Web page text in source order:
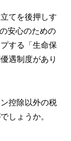
てを後押しす
安心のための
する「生命保
遇制度があり
控除以外の税
しょうか。